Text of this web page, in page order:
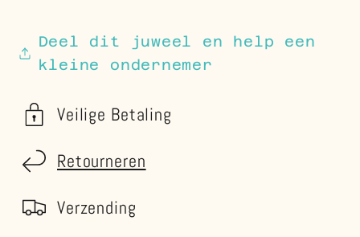
Deel dit juweel en help een
kleine ondernemer
Veilige Betaling
Retourneren
Verzending